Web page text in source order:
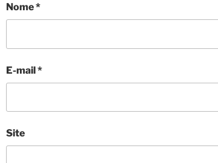
Nome*
E-mail*
Site